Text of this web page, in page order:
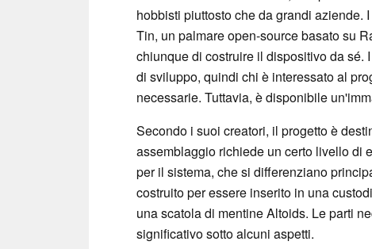
hobbisti piuttosto che da grandi aziende.
Tin, un palmare open-source basato su
chiunque di costruire il dispositivo da sé.
di sviluppo, quindi chi è interessato al
necessarie. Tuttavia, è disponibile
Secondo i suoi creatori, il progetto è
assemblaggio richiede un certo livello di
per il sistema, che si differenziano
costruito per essere inserito in una
una scatola di mentine Altoids. Le parti
significativo sotto alcuni aspetti.